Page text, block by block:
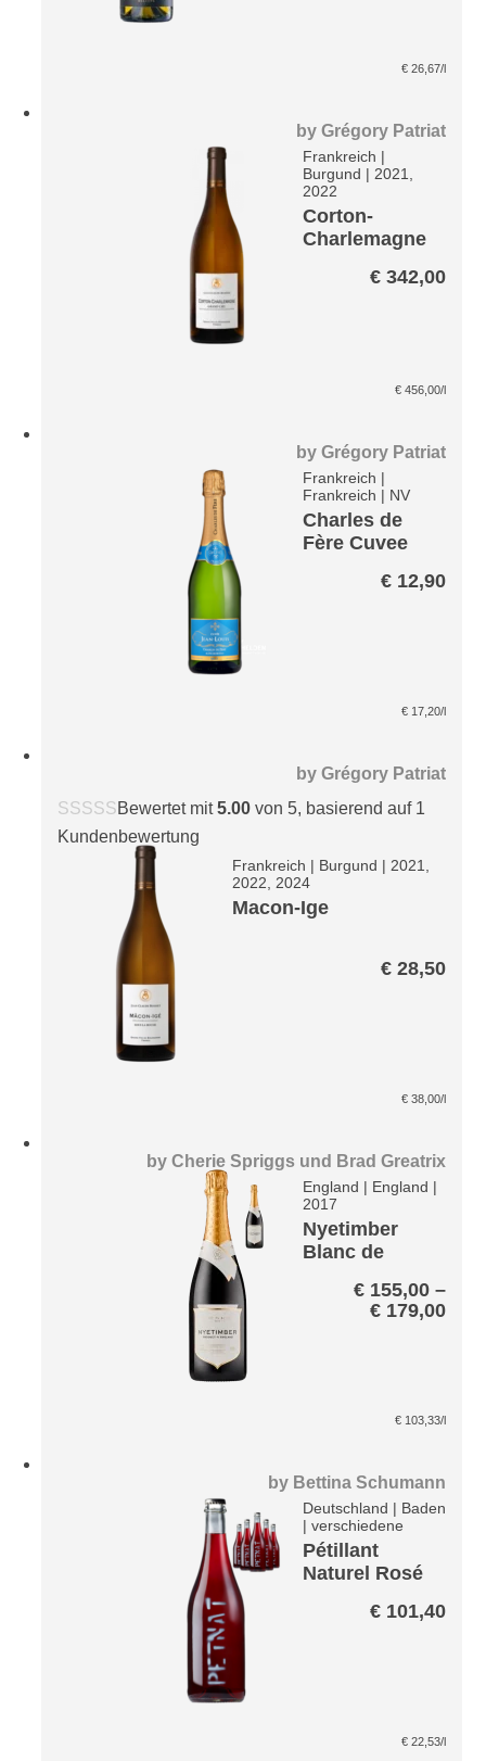
€ 26,67/l
byGrégory Patriat
Frankreich |
Burgund |2021,
2022
Corton-
Charlemagne
€ 342,00
€ 456,00/l
byGrégory Patriat
Frankreich |
Frankreich | NV
Charles de
Fère Cuvee
Blanc de€ 12,90
€ 17,20/l
byGrégory Patriat
Bewertet mit5.00von 5, basierend auf 1
Kundenbewertung
Frankreich | Burgund | 2021,
2022, 2024
Macon-Ige
€ 28,50
€ 38,00/l
byCherie Spriggs und Brad Greatrix
England | England |
2017
Nyetimber
Blanc de
€ 155,00 –
€ 179,00
€ 103,33/l
by Bettina Schumann
Deutschland | Baden
|verschiedene
Pétillant
Naturel Rosé
€ 101,40
€ 22,53/l